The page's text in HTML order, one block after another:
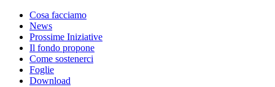
Cosa facciamo
News
Prossime Iniziative
Il fondo propone
Come sostenerci
Foglie
Download